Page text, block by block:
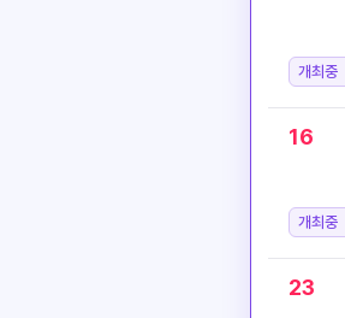
개최중
16
개최중
23